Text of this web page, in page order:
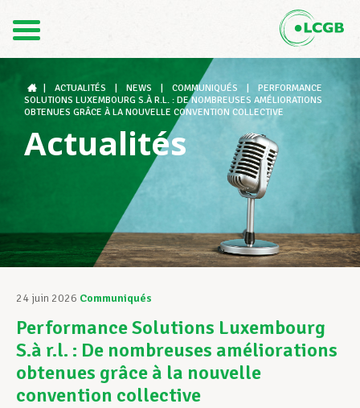
DE
Le LCGB
Structures syndicales
Assistance au Travail
Vos droits
Assistance en vie privée
ACTUALITÉS NEWS COMMUNIQUÉS
PERFORMANCE
SOLUTIONS LUXEMBOURG S.À R.L. : DE NOMBREUSES AMÉLIORATIONS
OBTENUES GRÂCE À LA NOUVELLE CONVENTION COLLECTIVE
Actualités
24 juin 2026 Communiqués
Performance Solutions Luxembourg
S.à r.l. : De nombreuses améliorations
obtenues grâce à la nouvelle
convention collective